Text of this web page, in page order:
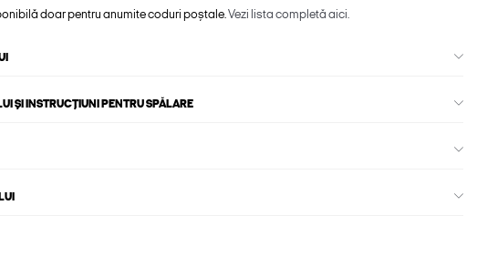
doar pentru anumite coduri poștale.Vezi lista completă aici.
ȘI INSTRUCȚIUNI PENTRU SPĂLARE